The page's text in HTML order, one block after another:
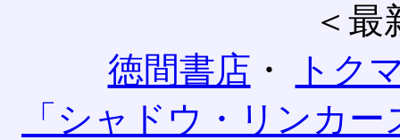
＜最
徳間書店 ・
トク
「シャドウ・リンカ